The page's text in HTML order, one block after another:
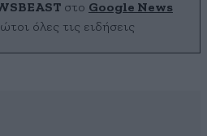
στο Google News
όλες τις ειδήσεις